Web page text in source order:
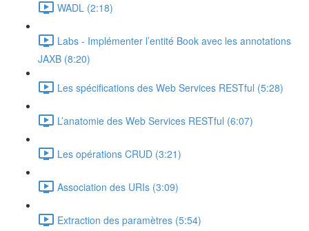
WADL (2:18)
Labs - Implémenter l’entité Book avec les annotations
JAXB (8:20)
Les spécifications des Web Services RESTful (5:28)
L’anatomie des Web Services RESTful (6:07)
Les opérations CRUD (3:21)
Association des URIs (3:09)
Extraction des paramètres (5:54)